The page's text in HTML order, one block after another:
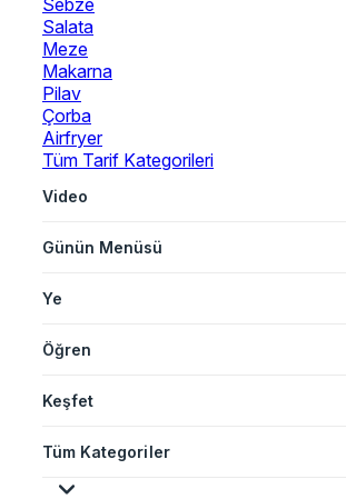
Sebze
Salata
Meze
Makarna
Pilav
Çorba
Airfryer
Tüm Tarif Kategorileri
Video
Günün Menüsü
Ye
Öğren
Keşfet
Tüm Kategoriler